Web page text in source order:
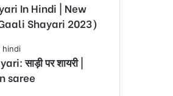
In Hindi | New
(Gaali Shayari 2023)
साड़ी पर शायरी |
saree